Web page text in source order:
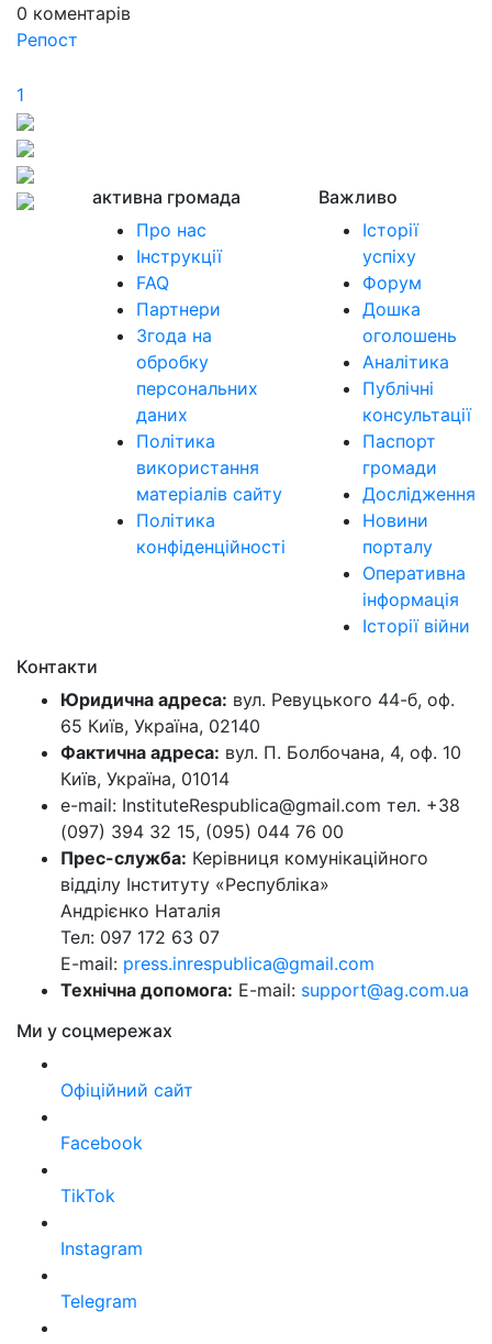
0 коментарів
Репост
1
активна громада
Про нас
Інструкції
FAQ
Партнери
Згода на
обробку
персональних
даних
Політика
використання
матеріалів сайту
Політика
конфіденційності
Важливо
Історії
успіху
Форум
Дошка
оголошень
Аналітика
Публічні
консультації
Паспорт
громади
Дослідження
Новини
порталу
Оперативна
інформація
Історії війни
Контакти
Юридична адреса: вул. Ревуцького 44-б, оф.
65 Київ, Україна, 02140
Фактична адреса: вул. П. Болбочана, 4, оф. 10
Київ, Україна, 01014
e-mail: InstituteRespublica@gmail.com тел. +38
(097) 394 32 15, (095) 044 76 00
Прес-служба: Керівниця комунікаційного
відділу Інституту «Республіка»
Андрієнко Наталія
Тел: 097 172 63 07
E-mail: press.inrespublica@gmail.com
Технічна допомога: E-mail: support@ag.com.ua
Ми у соцмережах
Офіційний сайт
Facebook
TikTok
Instagram
Telegram